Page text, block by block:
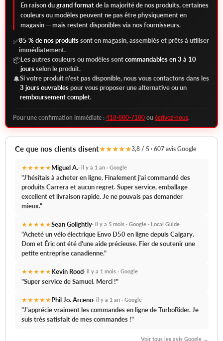
En raison dugrand formatde la majorité de nos produits, certaines
couleurs ou modèles peuvent ne pas être physiquement en
magasin — mais restent disponibles via nos fournisseurs.
✅85 % de nos produitssont en magasin, assemblés et prêts à utiliser
immédiatement.
📦Les autres couleurs ou modèles sontcommandables en 3 à 10
joursselon le produit.
🔔Si votre produit n'est pas disponible, nous vous contactons dans les
3 jours ouvrablespour vous proposer une alternative ou un
remboursement complet.
Pour une confirmation immédiate : 418-800-7100 ou écrivez-nous.
Ce que nos clients disent★★★★★3,8 / 5 · 607 avis Google
★★★★★Miguel A.· il y a 1 an · Google
"J'hésitais à acheter en ligne. Finalement j'ai commandé des
produits Carrera et aucun regret.Super service, emballage
excellent et livraison rapide.Je ne pouvais pas demander
mieux."
★★★★★Sean Golightly· il y a 5 mois · Google · Local Guide
"Acheté un vélo électrique Envo D50 en ligne depuis Calgary.
Dom et Éric ont été d'une aide précieuse.Fier de soutenir une
petite entreprise canadienne."
★★★★★Kevin Rood· il y a 1 mois · Google
"Super service de Samuel.Merci !"
★★★★★Phil Jo. Arceno· il y a 1 an · Google
"J'apprécie vraiment les commandes en ligne de TurboRider.Je
suis très satisfait de mes commandes !"
Voir tous les avis Google →